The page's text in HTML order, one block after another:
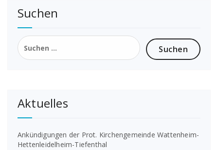
Suchen
Suchen
nach:
Aktuelles
Ankündigungen der Prot. Kirchengemeinde Wattenheim-
Hettenleidelheim-Tiefenthal